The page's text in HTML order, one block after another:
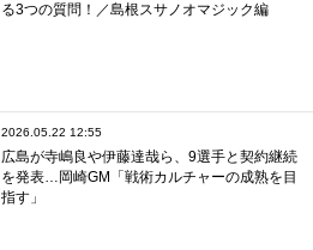
る3つの質問！／島根スサノオマジック編
2026.05.22 12:55
広島が寺嶋良や伊藤達哉ら、9選手と契約継続
を発表…岡崎GM「戦術カルチャーの成熟を目
指す」